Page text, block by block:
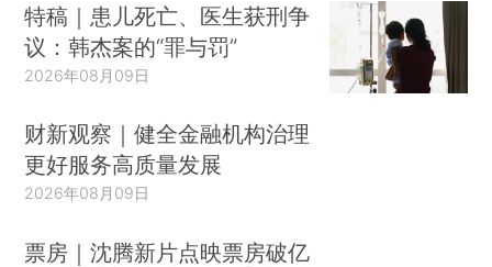
特稿｜患儿死亡、医生获刑争
议：韩杰案的“罪与罚”
2026年08月09日
财新观察｜健全金融机构治理
更好服务高质量发展
2026年08月09日
票房｜沈腾新片点映票房破亿